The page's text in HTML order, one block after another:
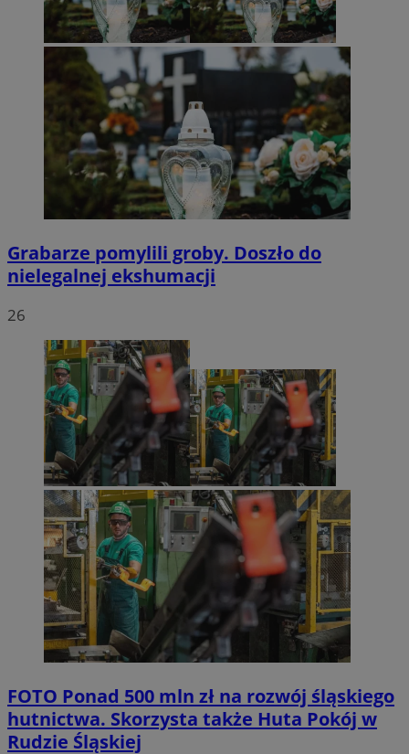
Grabarze pomylili groby. Doszło do
nielegalnej ekshumacji
26
FOTO Ponad 500 mln zł na rozwój śląskiego
hutnictwa. Skorzysta także Huta Pokój w
Rudzie Śląskiej